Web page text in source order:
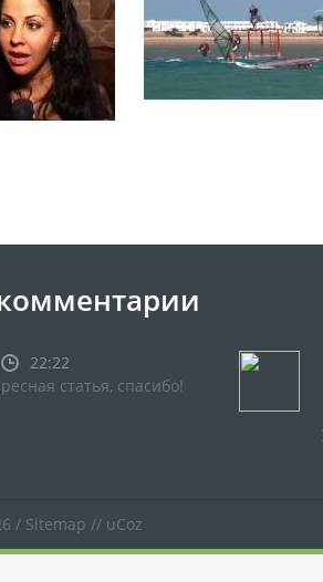
22:22
статья, спасибо!
/ Sitemap // uCoz